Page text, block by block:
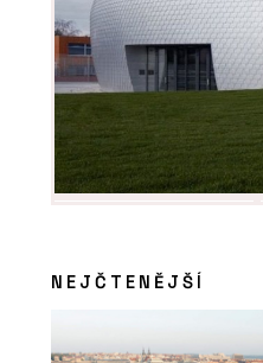
NEJČTENĚJŠÍ